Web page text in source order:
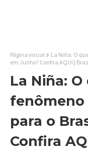
Página inicial
La Niña: O
em Junho? Confira AQUI |
La Niña:
fenômeno
para o
Confira